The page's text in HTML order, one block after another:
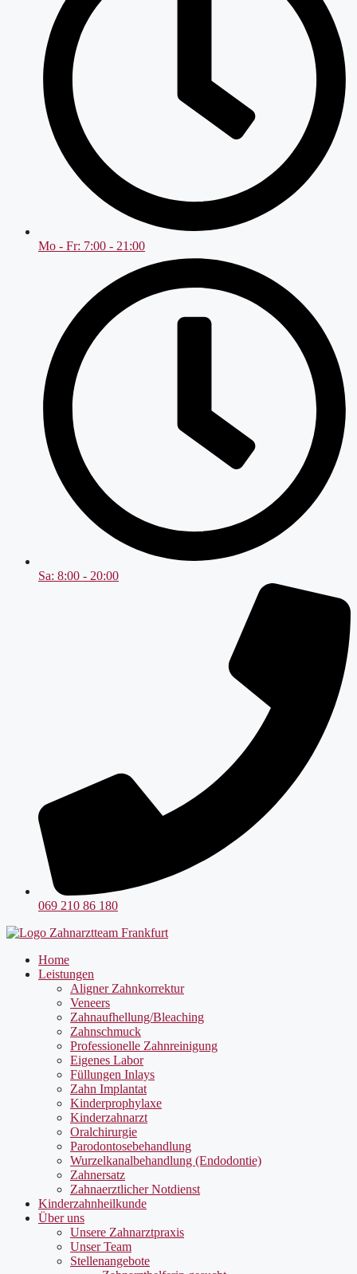
Mo - Fr: 7:00 - 21:00
Sa: 8:00 - 20:00
069 210 86 180
Home
Leistungen
Aligner Zahnkorrektur
Veneers
Zahnaufhellung/Bleaching
Zahnschmuck
Professionelle Zahnreinigung
Eigenes Labor
Füllungen Inlays
Zahn Implantat
Kinderprophylaxe
Kinderzahnarzt
Oralchirurgie
Parodontosebehandlung
Wurzelkanalbehandlung (Endodontie)
Zahnersatz
Zahnaerztlicher Notdienst
Kinderzahnheilkunde
Über uns
Unsere Zahnarztpraxis
Unser Team
Stellenangebote